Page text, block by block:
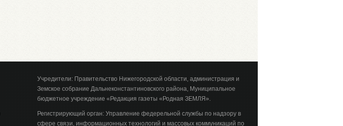
Учредители: Правительство Нижегородской области, администрация и
Земское собрание Дальнеконстантиновского района, Муниципальное
бюджетное учреждение «Редакция газеты «Родная ЗЕМЛЯ».
Регистрирующий орган: Управление федерельной службы по надзору в
сфере связи, информационных технологий и массовых коммуникаций по